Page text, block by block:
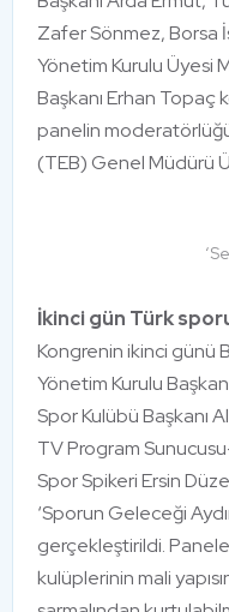
Zafer Sönmez, Borsa
Yönetim Kurulu Üyesi
Başkanı Erhan Topaç
panelin
(TEB) Genel Müdürü
İkinci gün Türk
Kongrenin ikinci günü
Yönetim Kurulu
Spor Kulübü Başkanı
TV Program
Spor Spikeri Ersin
‘Sporun Geleceği
gerçekleştirildi.
kulüplerinin mali